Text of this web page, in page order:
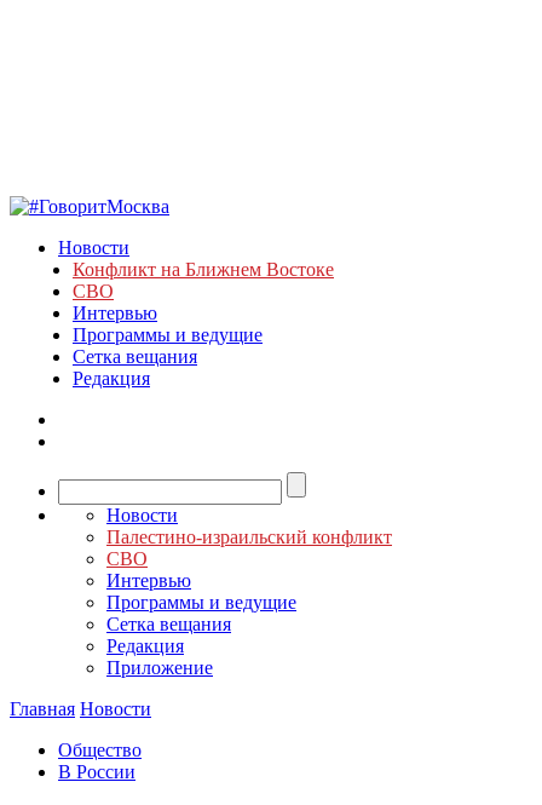
Новости
Конфликт на Ближнем Востоке
СВО
Интервью
Программы и ведущие
Сетка вещания
Редакция
Новости
Палестино-израильский конфликт
СВО
Интервью
Программы и ведущие
Сетка вещания
Редакция
Приложение
Главная Новости
Общество
В России